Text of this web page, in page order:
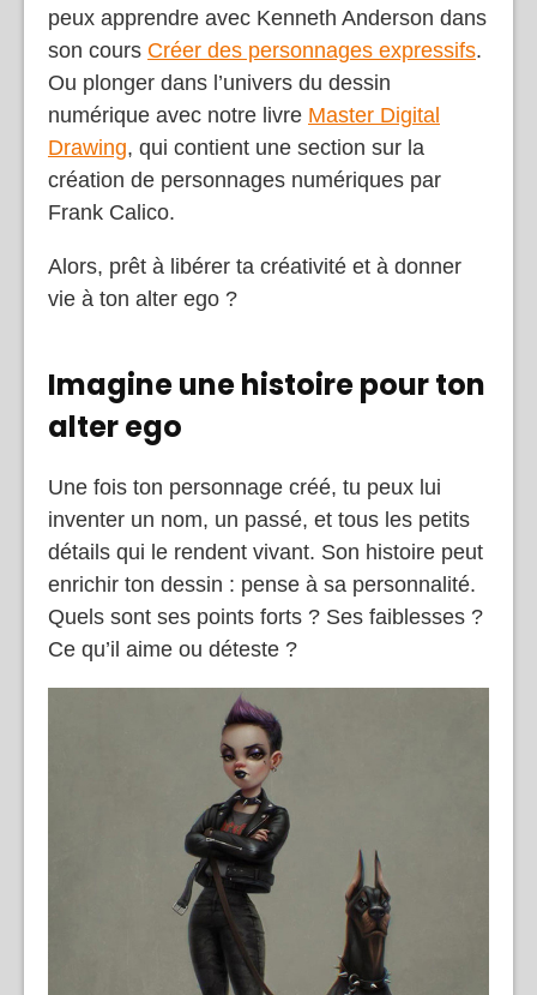
peux apprendre avec Kenneth Anderson dans
son cours Créer des personnages expressifs.
Ou plonger dans l’univers du dessin
numérique avec notre livre Master Digital
Drawing, qui contient une section sur la
création de personnages numériques par
Frank Calico.
Alors, prêt à libérer ta créativité et à donner
vie à ton alter ego ?
Imagine une histoire pour ton
alter ego
Une fois ton personnage créé, tu peux lui
inventer un nom, un passé, et tous les petits
détails qui le rendent vivant. Son histoire peut
enrichir ton dessin : pense à sa personnalité.
Quels sont ses points forts ? Ses faiblesses ?
Ce qu’il aime ou déteste ?